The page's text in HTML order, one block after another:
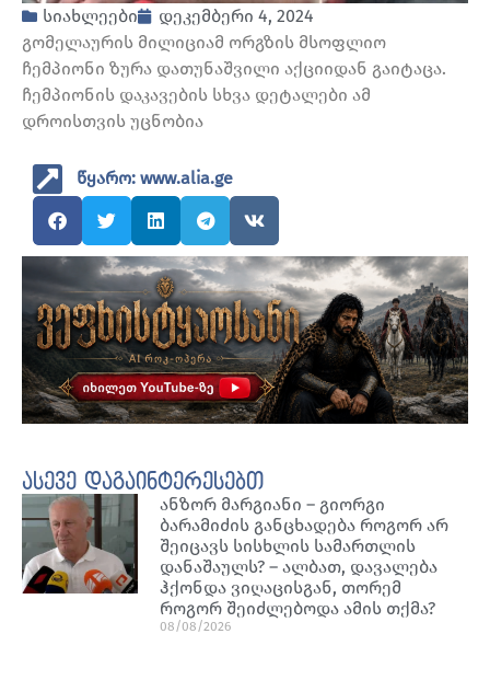
სიახლეები
დეკემბერი 4, 2024
გომელაურის მილიციამ ორგზის მსოფლიო
ჩემპიონი ზურა დათუნაშვილი აქციიდან გაიტაცა.
ჩემპიონის დაკავების სხვა დეტალები ამ
დროისთვის უცნობია
წყარო: www.alia.ge
ასევე დაგაინტერესებთ
ანზორ მარგიანი – გიორგი
ბარამიძის განცხადება როგორ არ
შეიცავს სისხლის სამართლის
დანაშაულს? – ალბათ, დავალება
ჰქონდა ვიღაცისგან, თორემ
როგორ შეიძლებოდა ამის თქმა?
08/08/2026